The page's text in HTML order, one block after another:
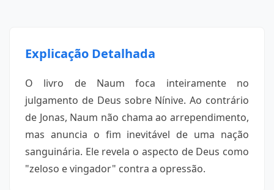
Explicação Detalhada
O livro de Naum foca inteiramente no
julgamento de Deus sobre Nínive. Ao contrário
de Jonas, Naum não chama ao arrependimento,
mas anuncia o fim inevitável de uma nação
sanguinária. Ele revela o aspecto de Deus como
"zeloso e vingador" contra a opressão.